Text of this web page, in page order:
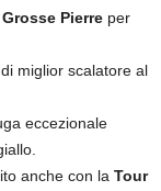
Pierre per
miglior scalatore al
eccezionale
anche con la Tour